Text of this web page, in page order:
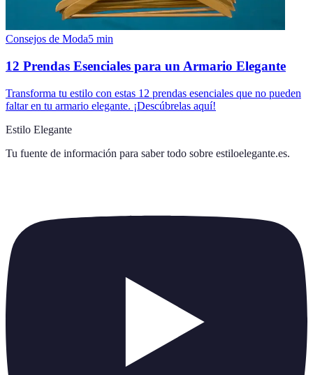
Consejos de Moda5 min
12 Prendas Esenciales para un Armario Elegante
Transforma tu estilo con estas 12 prendas esenciales que no pueden
faltar en tu armario elegante. ¡Descúbrelas aquí!
Estilo Elegante
Tu fuente de información para saber todo sobre estiloelegante.es.